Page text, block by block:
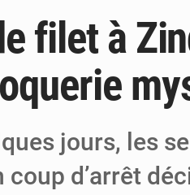
Niger : le ministère du
Niger : Abdoulaye Seydou
Niamey : Mohamed
filet à
jours, les
d’arrêt